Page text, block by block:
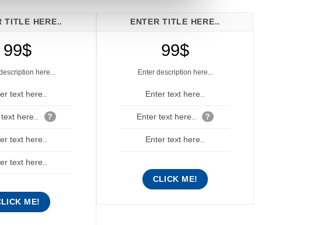
TITLE HERE..
99$
here...
text here..
here.. ?
text here..
text here..
ME!
ENTER TITLE HERE..
99$
Enter description here...
Enter text here..
Enter text here.. ?
Enter text here..
CLICK ME!